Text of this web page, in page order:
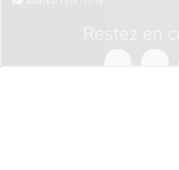
Restez en